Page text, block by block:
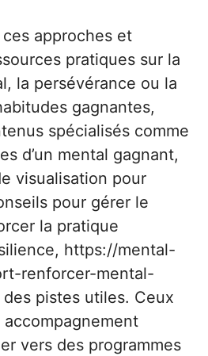
approches et
pratiques sur la
la persévérance ou la
gagnantes,
spécialisés comme
d’un mental gagnant,
visualisation pour
pour gérer le
la pratique
https://mental-
renforcer-mental-
pistes utiles. Ceux
vers des programmes